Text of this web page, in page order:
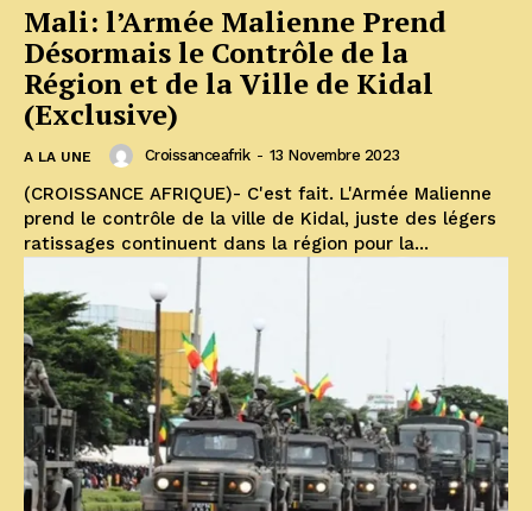
Mali: l’Armée Malienne Prend
Désormais le Contrôle de la
Région et de la Ville de Kidal
(Exclusive)
A LA UNE Croissanceafrik - 13 Novembre 2023
(CROISSANCE AFRIQUE)- C'est fait. L'Armée Malienne
prend le contrôle de la ville de Kidal, juste des légers
ratissages continuent dans la région pour la...